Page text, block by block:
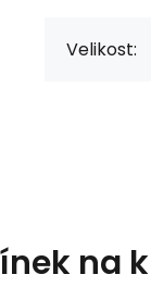
Velikost:
na